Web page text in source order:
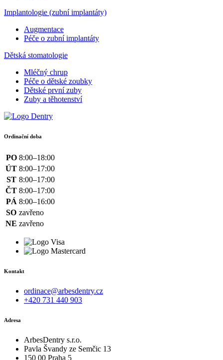
Implantologie (zubní implantáty)
Augmentace
Péče o zubní implantáty
Dětská stomatologie
Mléčný chrup
Péče o dětské zoubky
Dětské první zuby
Zuby a těhotenství
Ordinační doba
PO 8:00–18:00
ÚT 8:00–17:00
ST 8:00–17:00
ČT 8:00–17:00
PÁ 8:00–16:00
SO zavřeno
NE zavřeno
Kontakt
ordinace@arbesdentry.cz
+420 731 440 903
Adresa
ArbesDentry s.r.o.
Pavla Švandy ze Semčic 13
150 00 Praha 5